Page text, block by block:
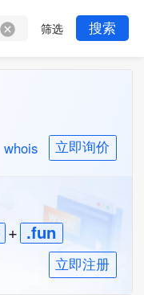
筛选 搜索
whois 立即询价
+ .fun
立即注册